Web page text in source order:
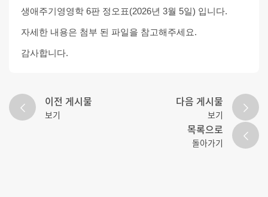
생애주기영영학 6판 정오표(2026년 3월 5일) 입니다.
자세한 내용은 첨부 된 파일을 참고해주세요.
감사합니다.
이전 게시물
보기
다음 게시물
보기
목록으로
돌아가기